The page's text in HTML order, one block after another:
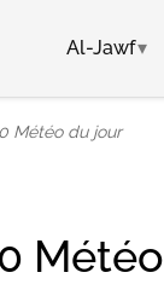
Al-Jawf
Météo du jour